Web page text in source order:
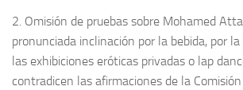
2. Omisión de pruebas sobre Mohamed
pronunciada inclinación por la bebida, por
las exhibiciones eróticas privadas o lap
contradicen las afirmaciones de la